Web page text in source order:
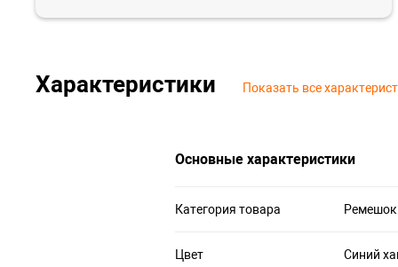
Характеристики Показать все
Основные характеристики
Категория товара Ремешок
Цвет Синий